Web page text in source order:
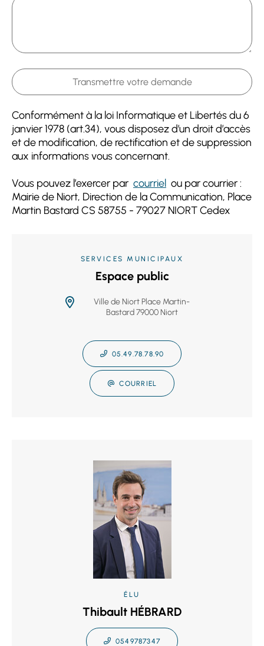
Conformément à la loi Informatique et Libertés du 6
janvier 1978 (art.34), vous disposez d’un droit d’accès
et de modification, de rectification et de suppression
aux informations vous concernant.
Vous pouvez l’exercer par courriel ou par courrier :
Mairie de Niort, Direction de la Communication, Place
Martin Bastard CS 58755 - 79027 NIORT Cedex
SERVICES MUNICIPAUX
Espace public
Ville de Niort Place Martin-
Bastard 79000 Niort
05.49.78.78.90
COURRIEL
ÉLU
Thibault HÉBRARD
0549787347